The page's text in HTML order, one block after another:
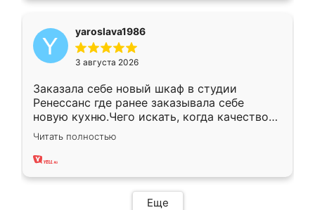
yaroslava1986
3 августа 2026
Заказала себе новый шкаф в студии
Ренессанс где ранее заказывала себе
новую кухню.Чего искать, когда качеством
вполне довольна. Служит кухня уже почти
два года, нареканий нет.
Читать полностью
Еще